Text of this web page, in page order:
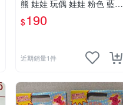
熊 娃娃 玩偶 娃娃 粉色 藍色
2色分售
$190
近期銷量1件